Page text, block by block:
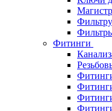
Фитинги